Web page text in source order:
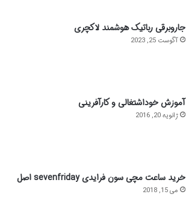
جاروبرقی رباتیک هوشمند لاکچری
آگوست 25, 2023
آموزش خوداشتغالی و کارآفرینی
ژانویه 20, 2016
خرید ساعت مچی سون فرایدی sevenfriday اصل
می 15, 2018